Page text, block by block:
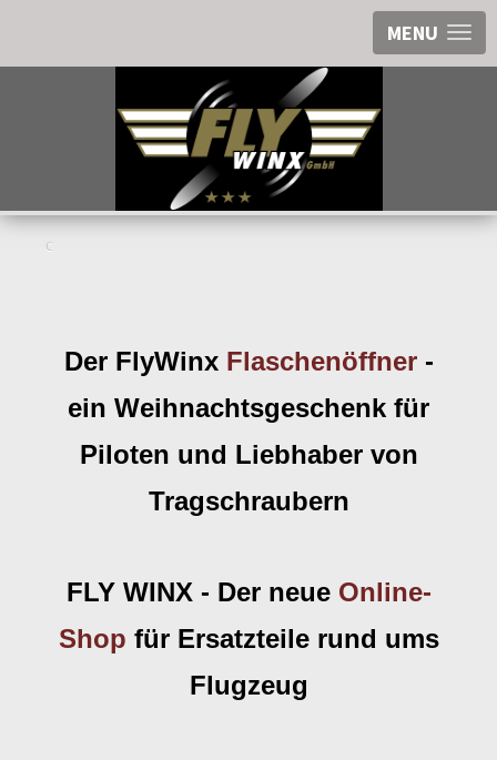
MENU
Der FlyWinx Flaschenöffner -
ein Weihnachtsgeschenk für
Piloten und Liebhaber von
Tragschraubern
FLY WINX - Der neue Online-
Shop für Ersatzteile rund ums
Flugzeug